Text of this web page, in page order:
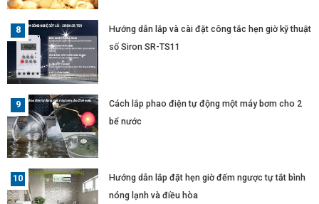
Hướng dẫn lắp và cài đặt công tắc hẹn giờ kỹ thuật
số Siron SR-TS11
Cách lắp phao điện tự động một máy bơm cho 2
bể nước
Hướng dẫn lắp đặt hẹn giờ đếm ngược tự tắt bình
nóng lạnh và điều hòa